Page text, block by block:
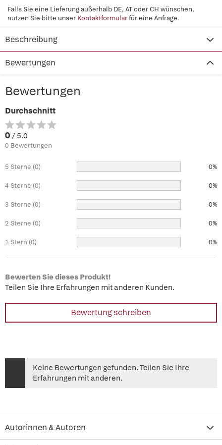
Falls Sie eine Lieferung außerhalb DE, AT oder CH wünschen,
nutzen Sie bitte unser Kontaktformularfür eine Anfrage.
Beschreibung
Bewertungen
Bewertungen
Durchschnitt
0 / 5.0
0 Bewertungen
5 Sterne (0) 0%
4 Sterne (0) 0%
3 Sterne (0) 0%
2 Sterne (0) 0%
1 Stern (0) 0%
Bewerten Sie dieses Produkt!
Teilen Sie Ihre Erfahrungen mit anderen Kunden.
Bewertung schreiben
Keine Bewertungen gefunden. Teilen Sie Ihre
Erfahrungen mit anderen.
Autorinnen & Autoren